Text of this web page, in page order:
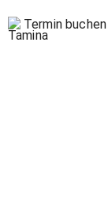
Termin buchen